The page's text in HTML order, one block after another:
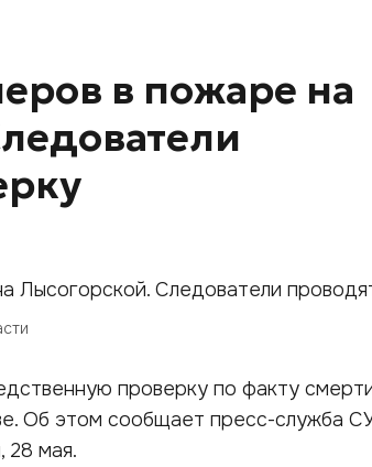
в пожаре на
проверку по факту
Об этом сообщает пресс-служба
28 мая.